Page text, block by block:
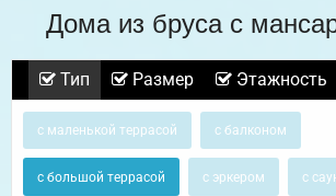
Дома из бруса с
Тип Размер Этажность
с маленькой террасой с балконом
с большой террасой с эркером с